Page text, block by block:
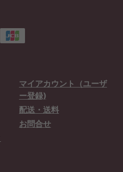
マイアカウント（ユーザ
ー登録)
配送・送料
お問合せ